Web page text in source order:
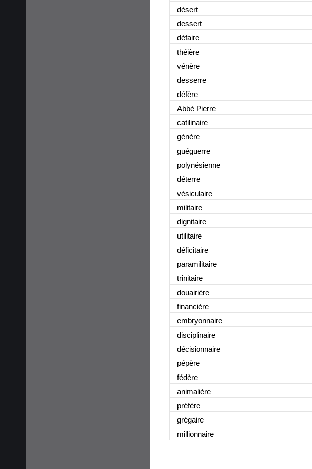
désert
dessert
défaire
théière
vénère
desserre
défère
Abbé Pierre
catilinaire
génère
guéguerre
polynésienne
déterre
vésiculaire
militaire
dignitaire
utilitaire
déficitaire
paramilitaire
trinitaire
douairière
financière
embryonnaire
disciplinaire
décisionnaire
pépère
fédère
animalière
préfère
grégaire
millionnaire